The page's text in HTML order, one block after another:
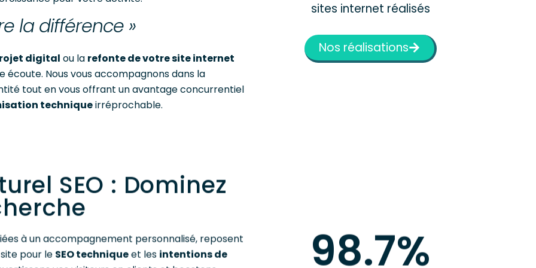
la différence »
digital ou la refonte de votre site internet
écoute. Nous vous accompagnons dans la
tout en vous offrant un avantage concurrentiel
techniqueirréprochable.
sites internet réalisés
Nos réalisations
SEO : Dominez
à un accompagnement personnalisé, reposent
pour le SEO techniqueet les intentions de
98.8%